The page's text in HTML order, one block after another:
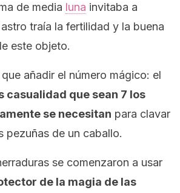
de media luna invitaba a
traía la fertilidad y la buena
este objeto.
añadir el número mágico: el
casualidad que sean 7 los
se necesitan para clavar
pezuñas de un caballo.
se comenzaron a usar
de la magia de las